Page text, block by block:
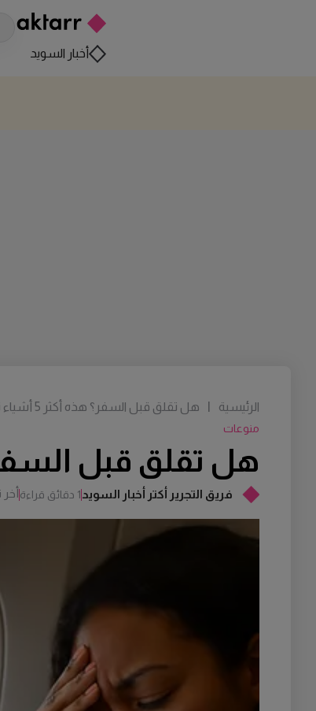
أخبار السويد
فريق التجرير أكتر أخبار السويد1 دقائق قراءة
هل تقلق قبل السفر؟ هذه أكثر 5 أشياء
منوعات
الرئيسية | هل تقلق قبل السفر؟ هذه أكثر 5 أشياء تثير مخاوف السويديين